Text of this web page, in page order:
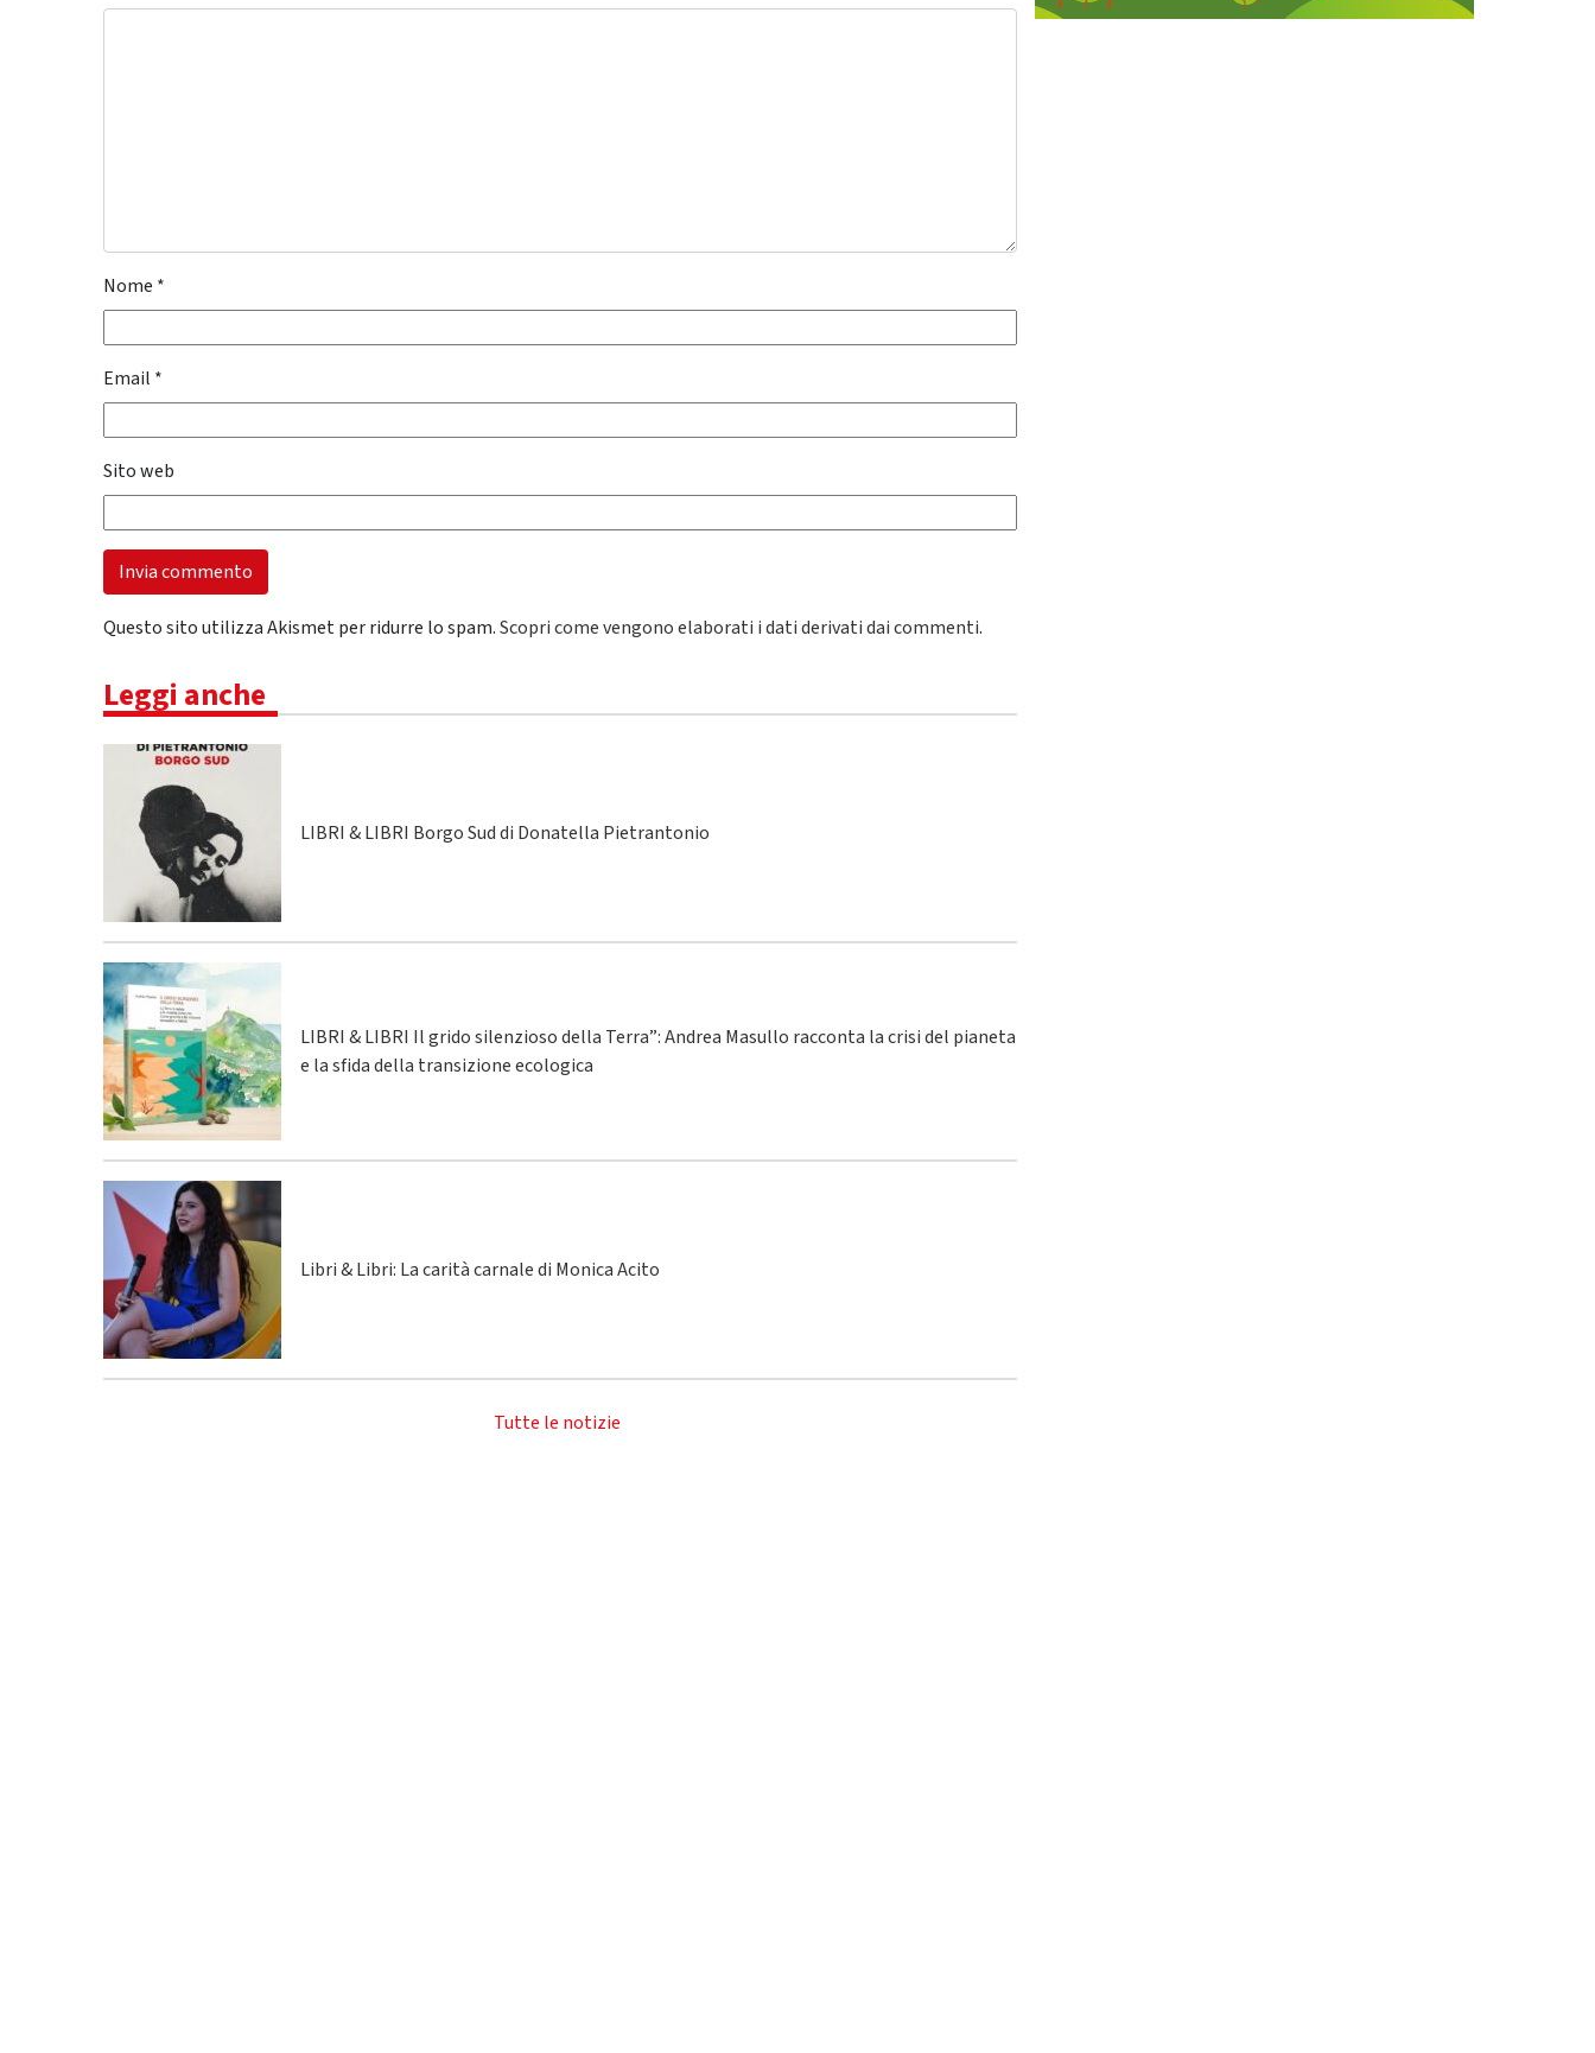
Nome *
Email *
Sito web
Questo sito utilizza Akismet per ridurre lo spam.Scopri come vengono elaborati i dati derivati dai commenti.
Leggi anche
LIBRI & LIBRI Borgo Sud di Donatella Pietrantonio
LIBRI & LIBRI Il grido silenzioso della Terra”: Andrea Masullo racconta la crisi del pianeta
e la sfida della transizione ecologica
Libri & Libri: La carità carnale di Monica Acito
Tutte le notizie